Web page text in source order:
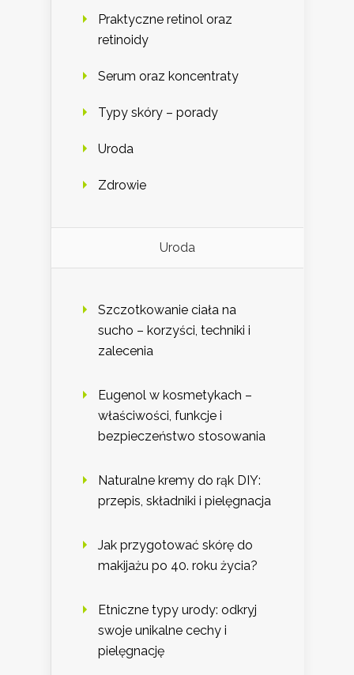
Praktyczne retinol oraz
retinoidy
Serum oraz koncentraty
Typy skóry – porady
Uroda
Zdrowie
Uroda
Szczotkowanie ciała na
sucho – korzyści, techniki i
zalecenia
Eugenol w kosmetykach –
właściwości, funkcje i
bezpieczeństwo stosowania
Naturalne kremy do rąk DIY:
przepis, składniki i pielęgnacja
Jak przygotować skórę do
makijażu po 40. roku życia?
Etniczne typy urody: odkryj
swoje unikalne cechy i
pielęgnację